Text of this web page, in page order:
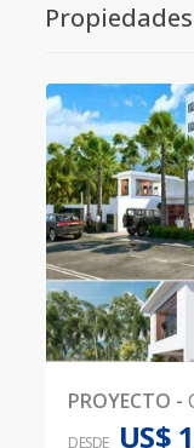
PROYECTO -
DESDE US$